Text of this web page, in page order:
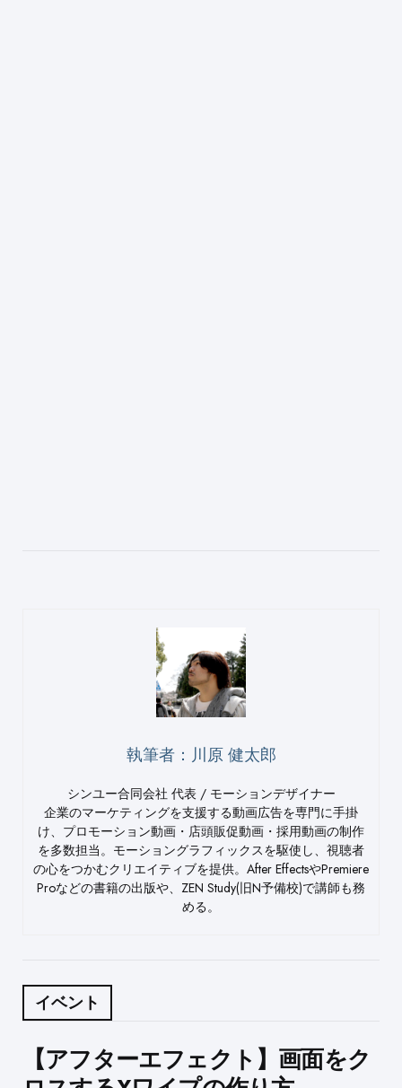
執筆者：川原 健太郎
シンユー合同会社 代表 / モーションデザイナー
企業のマーケティングを支援する動画広告を専門に手掛
け、プロモーション動画・店頭販促動画・採用動画の制作
を多数担当。モーショングラフィックスを駆使し、視聴者
の心をつかむクリエイティブを提供。After EffectsやPremiere
Proなどの書籍の出版や、ZEN Study(旧N予備校)で講師も務
める。
イベント
Post
【アフターエフェクト】画面をク